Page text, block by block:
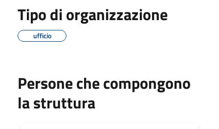
Tipo di organizzazione
ufficio
Persone che compongono
la struttura